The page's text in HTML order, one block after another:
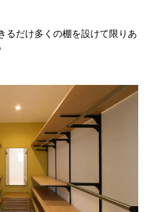
るだけ多くの棚を設けて限りあ